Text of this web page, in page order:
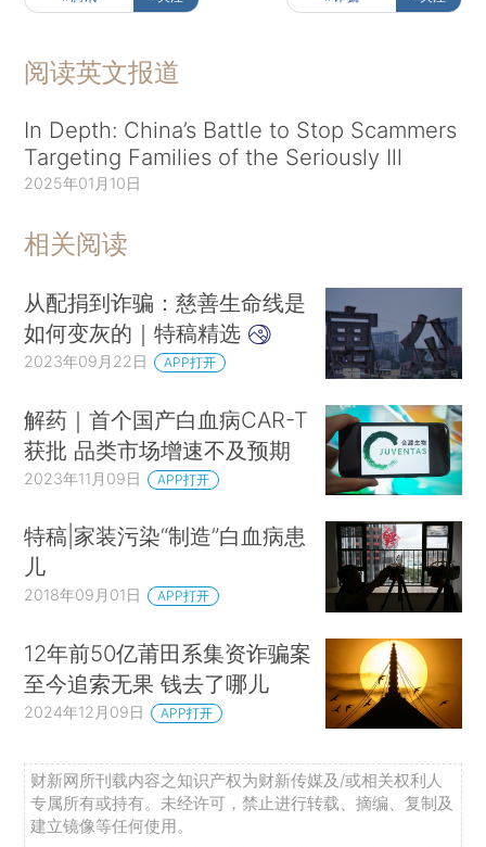
阅读英文报道
In Depth: China’s Battle to Stop Scammers
Targeting Families of the Seriously Ill
2025年01月10日
相关阅读
从配捐到诈骗：慈善生命线是
如何变灰的｜特稿精选
2023年09月22日 APP打开
解药｜首个国产白血病CAR-T
获批 品类市场增速不及预期
2023年11月09日 APP打开
特稿|家装污染“制造”白血病患
儿
2018年09月01日 APP打开
12年前50亿莆田系集资诈骗案
至今追索无果 钱去了哪儿
2024年12月09日 APP打开
财新网所刊载内容之知识产权为财新传媒及/或相关权利人
专属所有或持有。未经许可，禁止进行转载、摘编、复制及
建立镜像等任何使用。